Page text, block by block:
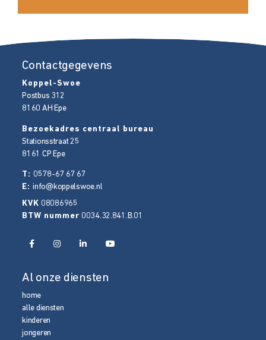
Contactgegevens
Koppel-Swoe
Postbus 312
8160 AH Epe
Bezoekadres centraal bureau
Stationsstraat 25
8161 CP Epe
T: 0578-67 67 67
E:info@koppelswoe.nl
KVK 08086965
BTW nummer 0034.32.841.B.01
Al onze diensten
home
alle diensten
kinderen
jongeren